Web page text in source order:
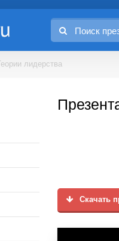
Теории лидерства
Скачать